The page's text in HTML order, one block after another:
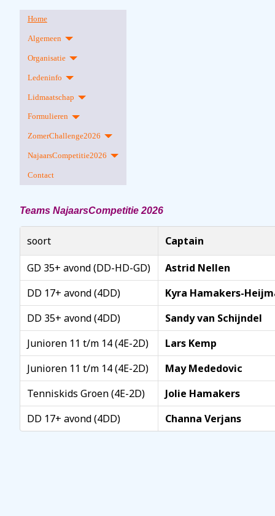
Home
Algemeen
Organisatie
Ledeninfo
Lidmaatschap
Formulieren
ZomerChallenge2026
NajaarsCompetitie2026
Contact
Teams NajaarsCompetitie 2026
soort
Captain
GD 35+ avond (DD-HD-GD)
Astrid Nellen
DD 17+ avond (4DD)
Kyra Hamakers-
DD 35+ avond (4DD)
Sandy van Schijndel
Junioren 11 t/m 14 (4E-2D)
Lars Kemp
Junioren 11 t/m 14 (4E-2D)
May Mededovic
Tenniskids Groen (4E-2D)
Jolie Hamakers
DD 17+ avond (4DD)
Channa Verjans